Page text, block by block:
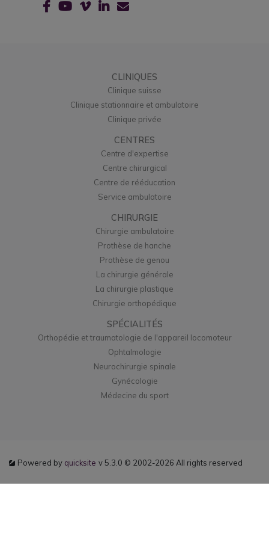
CLINIQUES
Clinique suisse
Clinique stationnaire et ambulatoire
Clinique privée
CENTRES
Centre d'expertise
Centre chirurgical
Centre de rééducation
Service ambulatoire
CHIRURGIE
Chirurgie ambulatoire
Prothèse de hanche
Prothèse de genou
La chirurgie générale
La chirurgie plastique
Chirurgie orthopédique
SPÉCIALITÉS
Orthopédie et traumatologie de l'appareil locomoteur
Ophtalmologie
Neurochirurgie spinale
Gynécologie
Médecine du sport
Powered by quicksite v 5.3.0 © 2002-2026 All rights reserved